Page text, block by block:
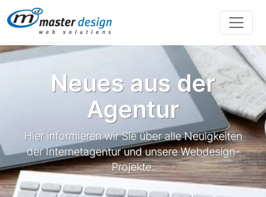
Direkt zur Hauptnavigation springen
Direkt zum Inhalt springen
Neues aus der
Agentur
Hier informieren wir Sie über alle Neuigkeiten
der Internetagentur und unsere Webdesign-
Projekte.